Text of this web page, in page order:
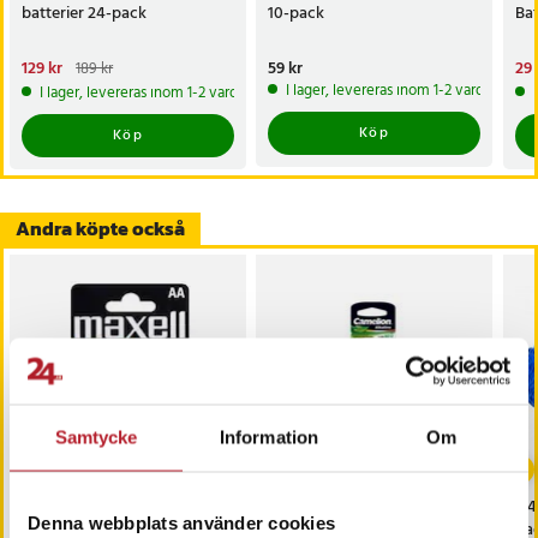
Samtycke Information Om
Denna webbplats använder cookies
batterier 24-pack
Nuvarande pris
129 krTidigare pris:189 kr
129 kr 189 kr
I lager, levereras inom 1-2 vardagar
Köp
10-pack
Pris:
59 kr
I lager, levereras inom 1-2 vardagar
Köp
29
29
Andra köpte också
batterier med lång
386 / LR43